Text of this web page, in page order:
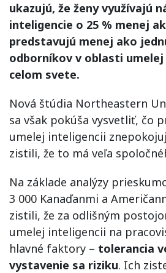
ukazujú, že ženy využívajú
inteligencie o 25 % menej
predstavujú menej ako
odborníkov v oblasti
celom svete.
Nová štúdia Northeastern
sa však pokúša vysvetliť, čo
umelej inteligencii
zistili, že to má veľa
Na základe analýzy
3 000 Kanaďanmi a
zistili, že za odlišným
umelej inteligencii na
hlavné faktory – tolerancia
vystavenie sa riziku. Ich